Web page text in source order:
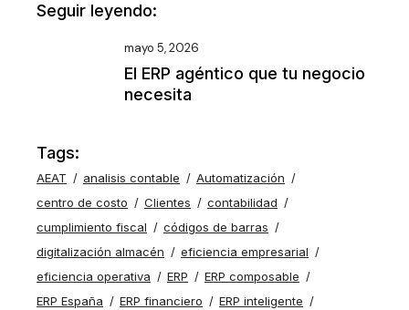
Seguir leyendo:
mayo 5, 2026
El ERP agéntico que tu negocio
necesita
Tags:
AEAT analisis contable
Automatización
centro de costo
Clientes
contabilidad
cumplimiento fiscal
códigos de barras
digitalización almacén
eficiencia empresarial
eficiencia operativa
ERP
ERP composable
ERP España
ERP financiero
ERP inteligente